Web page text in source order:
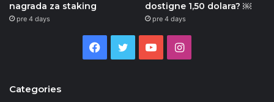
nagrada za staking
pre 4 days
dostigne 1,50 dolara? ￼
pre 4 days
Facebook
TwitterYouTubeInstagram
Categories